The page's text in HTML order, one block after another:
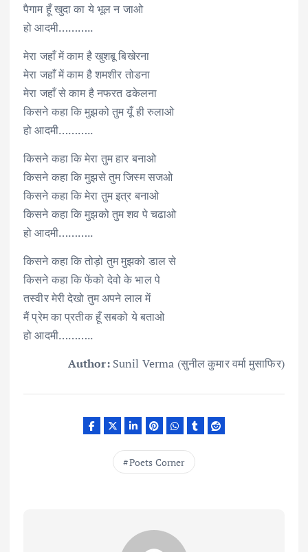
पैगाम हूँ खुदा का ये भूल न जाओ
हो आदमी………..
मेरा जहाँ में काम है खुशबू बिखेरना
मेरा जहाँ में काम है शमशीर तोडना
मेरा जहाँ से काम है नफरत ढकेलना
किसने कहा कि मुझको तुम यूँ ही रुलाओ
हो आदमी………..
किसने कहा कि मेरा तुम हार बनाओ
किसने कहा कि मुझसे तुम जिस्म सजओ
किसने कहा कि मेरा तुम इत्र बनाओ
किसने कहा कि मुझको तुम शव पे चढाओ
हो आदमी………..
किसने कहा कि तोड़ो तुम मुझको डाल से
किसने कहा कि फेंको देवो के भाल पे
तस्वीर मेरी देखो तुम अपने लाल में
मैं प्रेम का प्रतीक हूँ सबको ये बताओ
हो आदमी………..
Author:Sunil Verma (सुनील कुमार वर्मा मुसाफिर)
Poets Corner